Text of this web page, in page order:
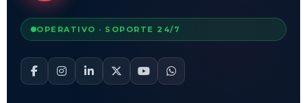
OPERATIVO · SOPORTE 24/7